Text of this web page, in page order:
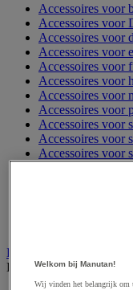
Accessoires voor
Accessoires voor
Accessoires voor
Accessoires voor
Accessoires voor
Accessoires voor
Accessoires voor
Accessoires voor
Accessoires voor
Accessoires voor
Accessoires voor
Elektrische toebehoren
Bekijk de hele
Welkom bij Manutan!
Wij vinden het belangrijk om